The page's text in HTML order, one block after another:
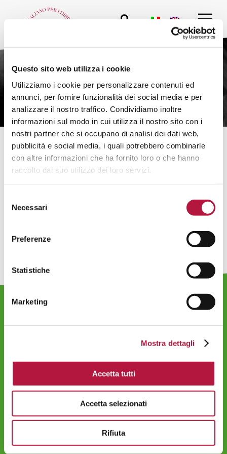
Questo sito web utilizza i cookie
Utilizziamo i cookie per personalizzare contenuti ed
annunci, per fornire funzionalità dei social media e per
analizzare il nostro traffico. Condividiamo inoltre
informazioni sul modo in cui utilizza il nostro sito con i
nostri partner che si occupano di analisi dei dati web,
pubblicità e social media, i quali potrebbero combinarle
con altre informazioni che ha fornito loro o che hanno
raccolto dal suo utilizzo dei loro servizi.
delNecessari
Preferenze
Statistiche
Marketing
Mostra dettagli
Accetta tutti
Accetta selezionati
Rifiuta
Movies
Tel. 02 798802
Informativa Privacy
Informativa Cookies